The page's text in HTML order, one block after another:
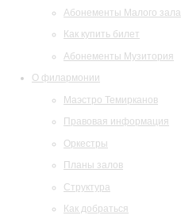
Абонементы Малого зала
Как купить билет
Абонементы Музитория
О филармонии
Маэстро Темирканов
Правовая информация
Оркестры
Планы залов
Структура
Как добраться